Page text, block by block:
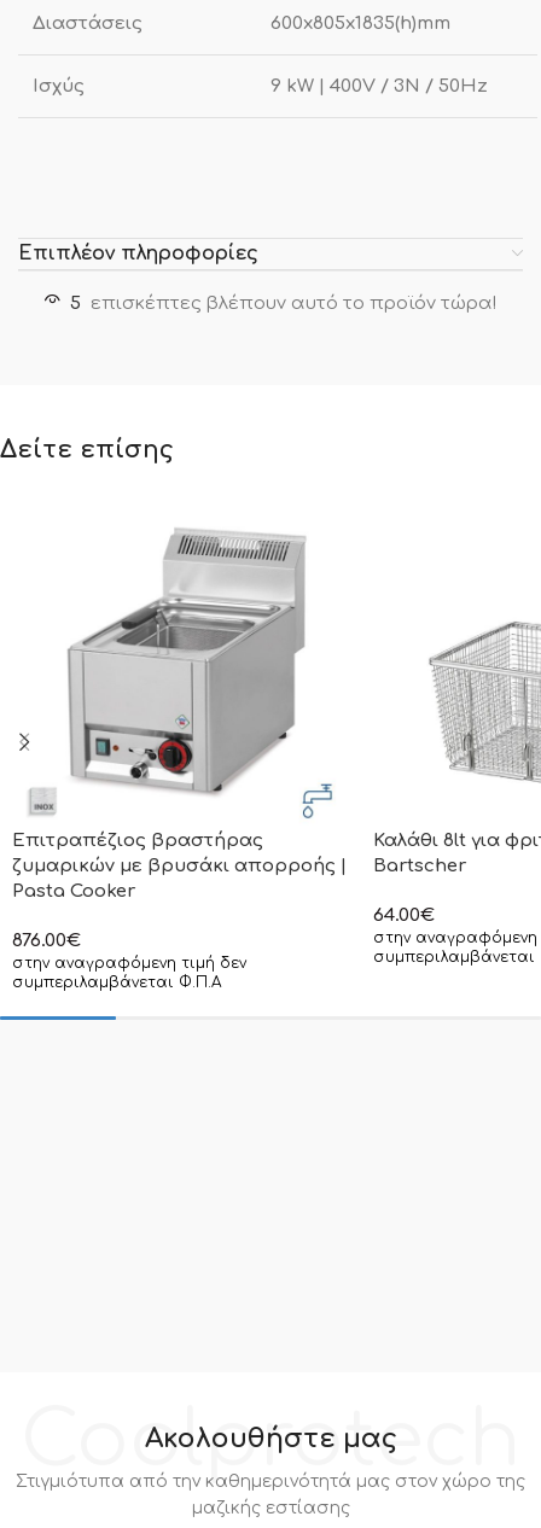
Διαστάσεις 600x805x1835(h)mm
Ισχύς 9 kW | 400V / 3N / 50Hz
Επιπλέον πληροφορίες
5 επισκέπτες βλέπουν αυτό το προϊόν τώρα!
Δείτε επίσης
Επιτραπέζιος βραστήρας
ζυμαρικών με βρυσάκι απορροής |
Pasta Cooker
876.00€
στην αναγραφόμενη τιμή δεν
συμπεριλαμβάνεται Φ.Π.Α
Καλάθι 8lt για
Bartscher
64.00€
στην αναγραφόμενη
Coolprotech
Ακολουθήστε μας
Στιγμιότυπα από την καθημερινότητά μας στον χώρο της
μαζικής εστίασης